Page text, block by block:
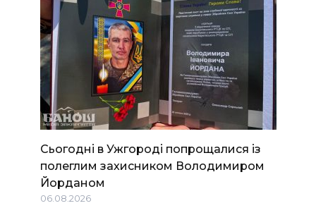
Сьогодні в Ужгороді попрощалися із
полеглим захисником Володимиром
Йорданом
06.08.2026